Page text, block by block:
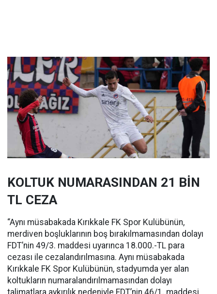
KOLTUK NUMARASINDAN 21 BİN
TL CEZA
“Aynı müsabakada Kırıkkale FK Spor Kulübünün,
merdiven boşluklarının boş bırakılmamasından dolayı
FDT’nin 49/3. maddesi uyarınca 18.000.-TL para
cezası ile cezalandırılmasına. Aynı müsabakada
Kırıkkale FK Spor Kulübünün, stadyumda yer alan
koltukların numaralandırılmamasından dolayı
talimatlara aykırılık nedeniyle FDT’nin 46/1. maddesi